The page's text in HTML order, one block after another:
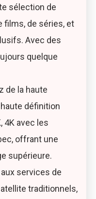
sélection de
films, de séries, et
Avec des
quelque
de la haute
haute définition
4K avec les
offrant une
supérieure.
services de
traditionnels,